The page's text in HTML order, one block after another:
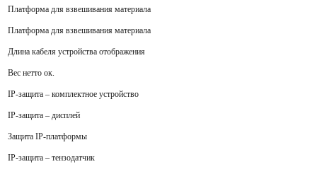
Платформа для взвешивания материала
Платформа для взвешивания материала
Длина кабеля устройства отображения
Вес нетто ок.
IP-защита – комплектное устройство
IP-защита – дисплей
Защита IP-платформы
IP-защита – тензодатчик